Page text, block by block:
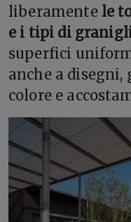
liberamentele
e i tipi di
superfici
anche a disegni,
colore e